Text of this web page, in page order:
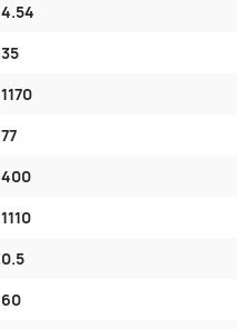
4.54
35
1170
77
400
1110
0.5
60